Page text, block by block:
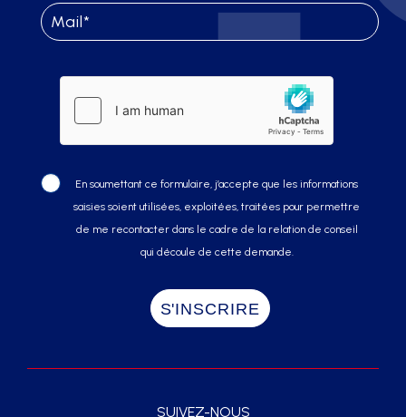
En soumettant ce formulaire, j’accepte que les informations
saisies soient utilisées, exploitées, traitées pour permettre
de me recontacter dans le cadre de la relation de conseil
qui découle de cette demande.
SUIVEZ-NOUS